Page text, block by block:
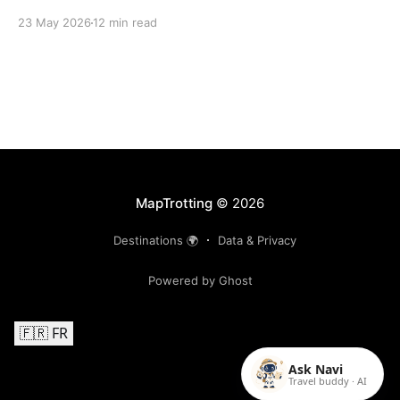
23 May 2026 12 min read
MapTrotting© 2026
Destinations 🌍 Data & Privacy
Powered by Ghost
Ask Navi
Travel buddy · AI
🇫🇷 FR